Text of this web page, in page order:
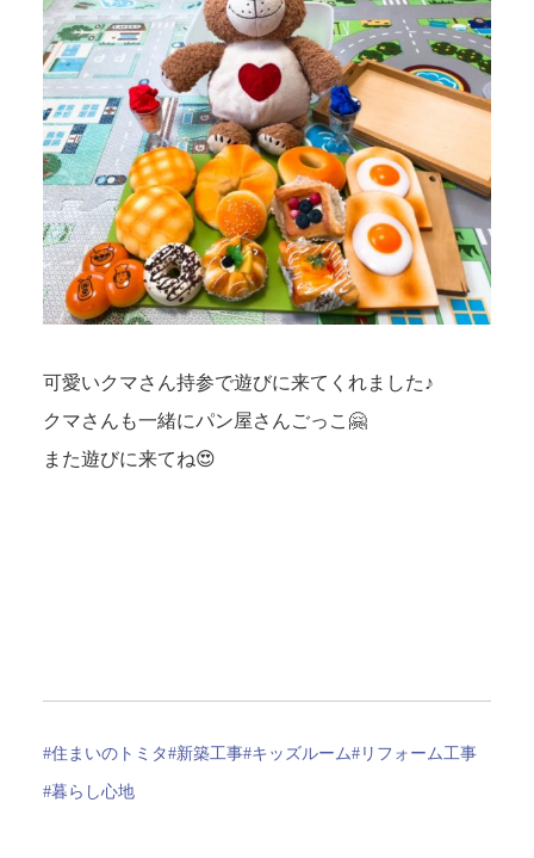
可愛いクマさん持参で遊びに来てくれました♪
クマさんも一緒にパン屋さんごっこ🤗
また遊びに来てね😍
#住まいのトミタ#新築工事#キッズルーム#リフォーム工事
#暮らし心地